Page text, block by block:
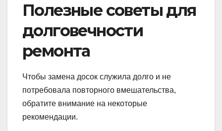
Полезные советы для
долговечности
ремонта
Чтобы замена досок служила долго и не
потребовала повторного вмешательства,
обратите внимание на некоторые
рекомендации.